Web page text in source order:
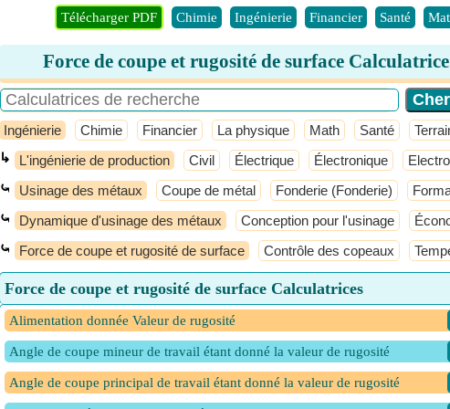
Télécharger PDF Chimie Ingénierie Financier Santé
Force de coupe et rugosité de surface Calculatrice
Ingénierie Chimie Financier La physique Math Santé
↳ L'ingénierie de production Civil Électrique Électronique
⤿ Usinage des métaux Coupe de métal Fonderie (Fonderie)
⤿ Dynamique d'usinage des métaux Conception pour l'usinage
⤿ Force de coupe et rugosité de surface Contrôle des copeaux
Force de coupe et rugosité de surface Calculatrices
Alimentation donnée Valeur de rugosité
Angle de coupe mineur de travail étant donné la valeur de rugosité
Angle de coupe principal de travail étant donné la valeur de rugosité